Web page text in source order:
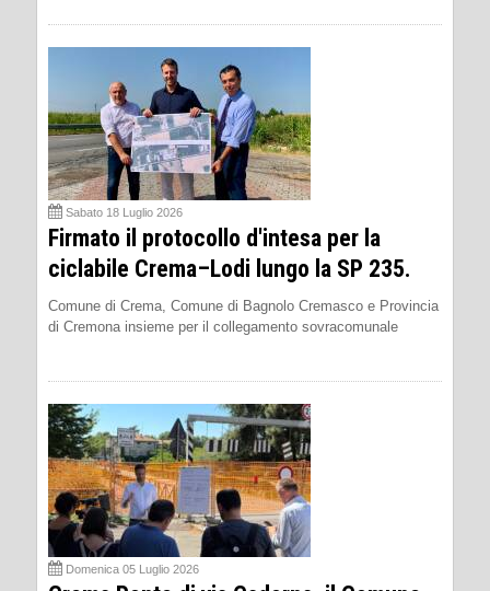
Sabato 18 Luglio 2026
Firmato il protocollo d'intesa per la
ciclabile Crema–Lodi lungo la SP 235.
Comune di Crema, Comune di Bagnolo Cremasco e Provincia
di Cremona insieme per il collegamento sovracomunale
Domenica 05 Luglio 2026